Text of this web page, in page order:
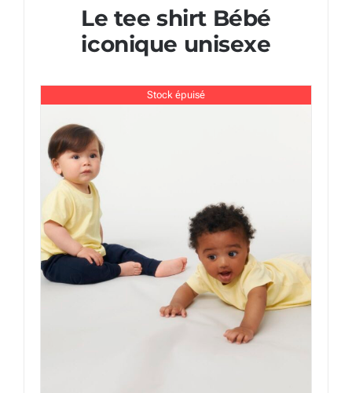
Le tee shirt Bébé
iconique unisexe
Stock épuisé